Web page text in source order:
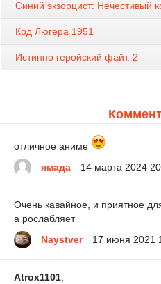
Синий экзорцист: Нечестивый
Код Люгера 1951
Истинно геройский файт. 2
отличное аниме
ямада
14 марта 2024
Очень кавайное, и приятное
а рослабляет
Naystver
17 июня 2021
Atrox1101